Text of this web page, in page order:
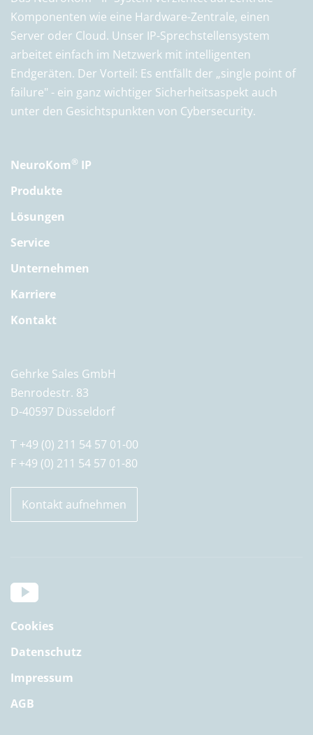
Komponenten wie eine Hardware-Zentrale, einen
Server oder Cloud. Unser IP-Sprechstellensystem
arbeitet einfach im Netzwerk mit intelligenten
Endgeräten. Der Vorteil: Es entfällt der „single point of
failure" - ein ganz wichtiger Sicherheitsaspekt auch
unter den Gesichtspunkten von Cybersecurity.
NeuroKom® IP
Produkte
Lösungen
Service
Unternehmen
Karriere
Kontakt
Gehrke Sales GmbH
Benrodestr. 83
D-40597 Düsseldorf
T +49 (0) 211 54 57 01-00
F +49 (0) 211 54 57 01-80
Kontakt aufnehmen
Cookies
Datenschutz
Impressum
AGB